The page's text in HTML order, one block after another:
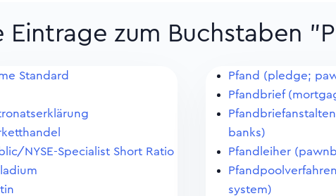
Eintrage zum Buchstaben
Standard
NYSE-Specialist Short Ratio
Pfand (pledge;
Pfandbrief
banks)
Pfandleiher
system)